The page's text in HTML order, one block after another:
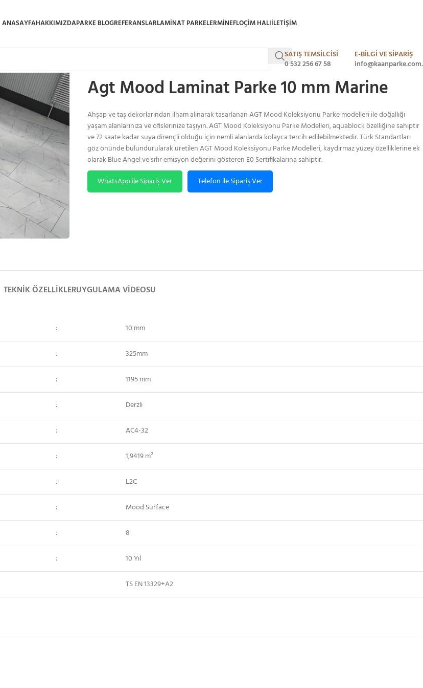
ANASAYFAHAKKIMIZDAPARKE BLOGREFERANSLARLAMINAT PARKELERMINEFLOÇIM HALIILETIŞIM
SATIŞ TEMSİLCİSİ
0 532 256 67 58
E-BİLGİ VE SİPARİŞ
Agt Mood Laminat Parke 10 mm Marine
Agt Mood Laminat Parke 10 mm Marine
Ahşap ve taş dekorlarından ilham alınarak tasarlanan AGT Mood Koleksiyonu Parke modelleri ile doğallığı
yaşam alanlarınıza ve ofislerinize taşıyın. AGT Mood Koleksiyonu Parke Modelleri, aquablock özelliğine sahiptir
ve 72 saate kadar suya dirençli olduğu için nemli alanlarda kolayca tercih edilebilmektedir. Türk Standartları
göz önünde bulundurularak üretilen AGT Mood Koleksiyonu Parke Modelleri, kaydırmaz yüzey özelliklerine ek
olarak Blue Angel ve sıfır emisyon değerini gösteren E0 Sertifikalarına sahiptir.
WhatsApp ile Sipariş Ver
Telefon ile Sipariş Ver
TEKNIK ÖZELLIKLERUYGULAMA VIDEOSU
: 10 mm
: 325mm
: 1195 mm
: Derzli
: AC4-32
: 1,9419 m²
: L2C
: Mood Surface
: 8
: 10 Yıl
TS EN 13329+A2